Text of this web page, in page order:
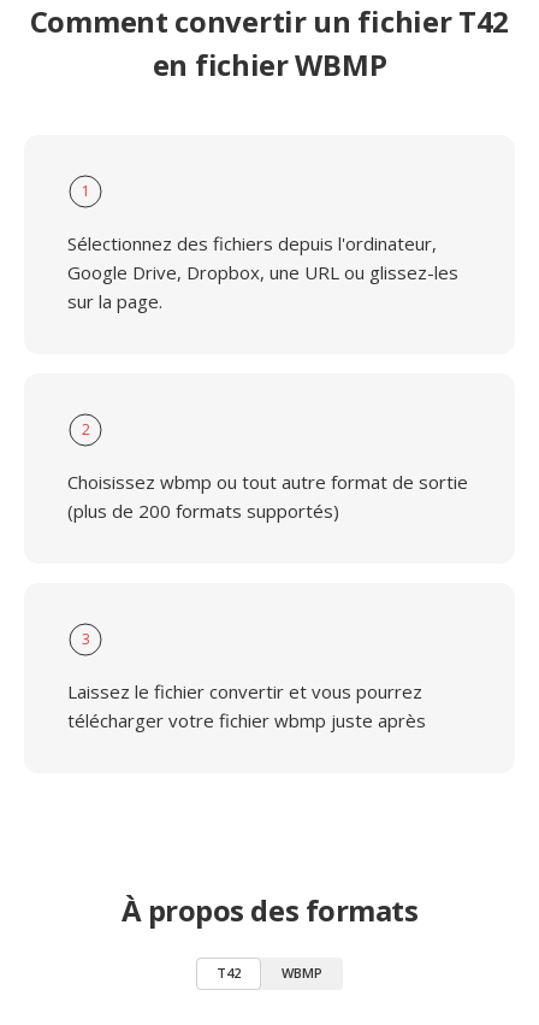
Comment convertir un fichier T42
en fichier WBMP
1
Sélectionnez des fichiers depuis l'ordinateur,
Google Drive, Dropbox, une URL ou glissez-les
sur la page.
2
Choisissez wbmp ou tout autre format de sortie
(plus de 200 formats supportés)
3
Laissez le fichier convertir et vous pourrez
télécharger votre fichier wbmp juste après
À propos des formats
T42 WBMP